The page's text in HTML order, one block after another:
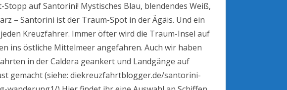
Diese
Schiffe
besuchen
die
Top-
Insel
in
der
Ägäis
Stopp auf Santorini! Mystisches Blau, blendendes Weiß,
– Santorini ist der Traum-Spot in der Ägäis. Und ein
Kreuzfahrer. Immer öfter wird die Traum-Insel auf
ins östliche Mittelmeer angefahren. Auch wir haben
in der Caldera geankert und Landgänge auf
gemacht (siehe: diekreuzfahrtblogger.de/santorini-